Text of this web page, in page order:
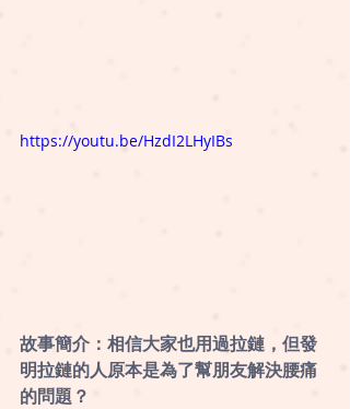
https://youtu.be/HzdI2LHyIBs
故事簡介：相信大家也用過拉鏈，但發
明拉鏈的人原本是為了幫朋友解決腰痛
的問題？